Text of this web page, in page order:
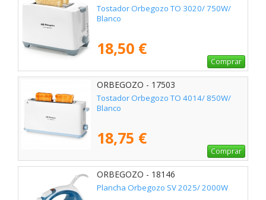
Tostador Orbegozo TO 3020/ 750W/
Blanco
18,50 €
Comprar
ORBEGOZO - 17503
Tostador Orbegozo TO 4014/ 850W/
Blanco
18,75 €
Comprar
ORBEGOZO - 18146
Plancha Orbegozo SV 2025/ 2000W